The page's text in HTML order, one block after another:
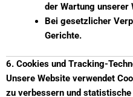
der Wartung unserer
Bei gesetzlicher
Gerichte.
6. Cookies und Tracking-
Unsere Website verwendet
zu verbessern und statistische